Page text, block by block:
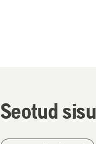
Seotud sisu